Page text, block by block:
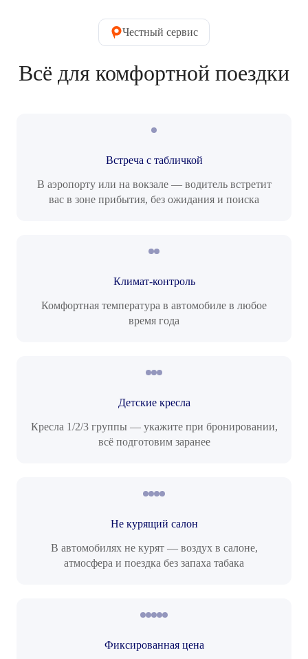
Честный сервис
Всё для комфортной поездки
Встреча с табличкой
В аэропорту или на вокзале — водитель встретит
вас в зоне прибытия, без ожидания и поиска
Климат-контроль
Комфортная температура в автомобиле в любое
время года
Детские кресла
Кресла 1/2/3 группы — укажите при бронировании,
всё подготовим заранее
Не курящий салон
В автомобилях не курят — воздух в салоне,
атмосфера и поездка без запаха табака
Фиксированная цена